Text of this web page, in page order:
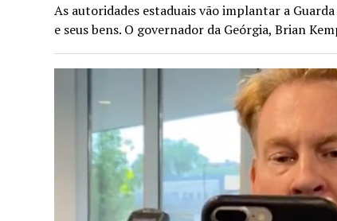
As autoridades estaduais vão implantar a
e seus bens. O governador da Geórgia, Brian